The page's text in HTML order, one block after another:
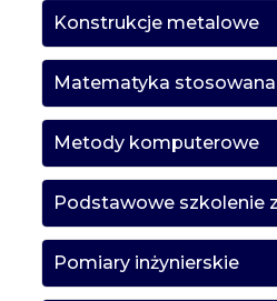
Konstrukcje metalowe
Matematyka stosowana
Metody komputerowe
Podstawowe szkolenie
Pomiary inżynierskie